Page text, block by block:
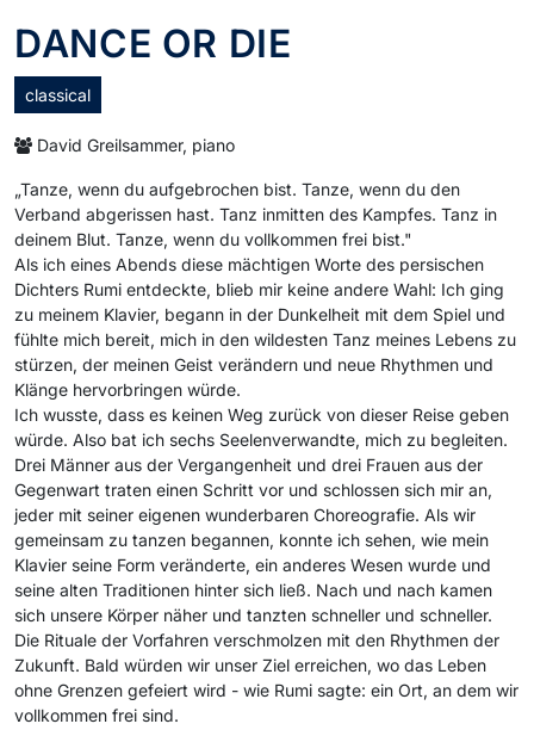
DANCE OR DIE
classical
David Greilsammer, piano
„Tanze, wenn du aufgebrochen bist. Tanze, wenn du den
Verband abgerissen hast. Tanz inmitten des Kampfes. Tanz in
deinem Blut. Tanze, wenn du vollkommen frei bist."
Als ich eines Abends diese mächtigen Worte des persischen
Dichters Rumi entdeckte, blieb mir keine andere Wahl: Ich ging
zu meinem Klavier, begann in der Dunkelheit mit dem Spiel und
fühlte mich bereit, mich in den wildesten Tanz meines Lebens zu
stürzen, der meinen Geist verändern und neue Rhythmen und
Klänge hervorbringen würde.
Ich wusste, dass es keinen Weg zurück von dieser Reise geben
würde. Also bat ich sechs Seelenverwandte, mich zu begleiten.
Drei Männer aus der Vergangenheit und drei Frauen aus der
Gegenwart traten einen Schritt vor und schlossen sich mir an,
jeder mit seiner eigenen wunderbaren Choreografie. Als wir
gemeinsam zu tanzen begannen, konnte ich sehen, wie mein
Klavier seine Form veränderte, ein anderes Wesen wurde und
seine alten Traditionen hinter sich ließ. Nach und nach kamen
sich unsere Körper näher und tanzten schneller und schneller.
Die Rituale der Vorfahren verschmolzen mit den Rhythmen der
Zukunft. Bald würden wir unser Ziel erreichen, wo das Leben
ohne Grenzen gefeiert wird - wie Rumi sagte: ein Ort, an dem wir
vollkommen frei sind.